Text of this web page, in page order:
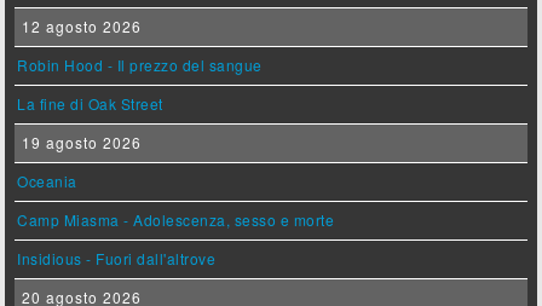
12 agosto 2026
Robin Hood - Il prezzo del sangue
La fine di Oak Street
19 agosto 2026
Oceania
Camp Miasma - Adolescenza, sesso e morte
Insidious - Fuori dall'altrove
20 agosto 2026